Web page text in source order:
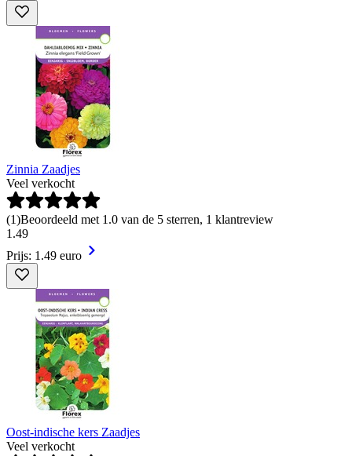
Zinnia Zaadjes
Veel verkocht
(1)Beoordeeld met 1.0 van de 5 sterren, 1 klantreview
1 .49
Prijs: 1.49 euro
Oost-indische kers Zaadjes
Veel verkocht